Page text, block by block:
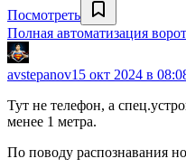
Посмотреть
Полная автоматизация ворот
avstepanov15 окт 2024 в
Тут не телефон, а
менее 1 метра.
По поводу распознавания